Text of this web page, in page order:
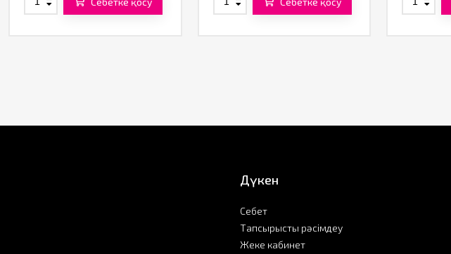
Дүкен
Себет
Тапсырысты рәсімдеу
Жеке кабинет